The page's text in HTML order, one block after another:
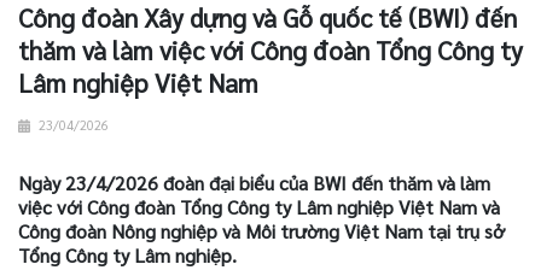
Công đoàn Xây dựng và Gỗ quốc tế (BWI) đến
thăm và làm việc với Công đoàn Tổng Công ty
Lâm nghiệp Việt Nam
23/04/2026
Ngày 23/4/2026 đoàn đại biểu của BWI đến thăm và làm
việc với Công đoàn Tổng Công ty Lâm nghiệp Việt Nam và
Công đoàn Nông nghiệp và Môi trường Việt Nam tại trụ sở
Tổng Công ty Lâm nghiệp.